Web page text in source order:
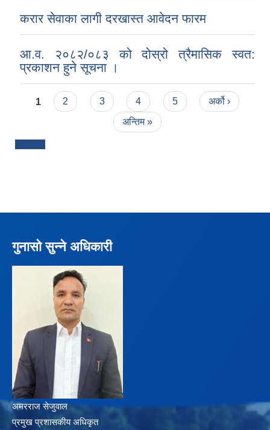
करार सेवाका लागी दरखास्त आवेदन फारम
आ.व. २०८२/०८३ को दोस्रो त्रैमासिक स्वत:
प्रकाशन हुने सूचना ।
Pages
1 2 3 4 5
अर्को ›
अन्तिम »
गुनासो सुन्ने अधिकारी
अमरराज सेजुवाल
प्रमुख प्रशासकीय अधिकृत